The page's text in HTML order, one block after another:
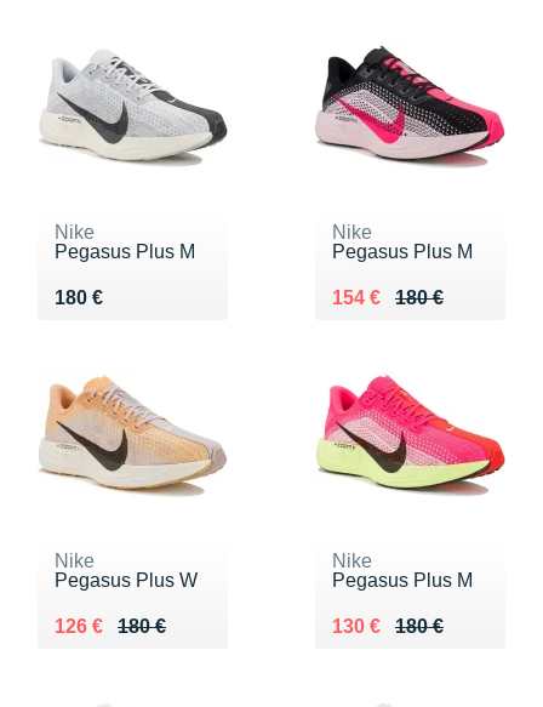
Nike
Pegasus Plus M
180 €
Vendu 180 €
Nike
Pegasus Plus M
180 €
Au lieu de 180 €
154 €
Vendu 154 €
Nike
Pegasus Plus W
180 €
Au lieu de 180 €
126 €
Vendu 126 €
Nike
Pegasus Plus M
180 €
Au lieu de 180 €
130 €
Vendu 130 €